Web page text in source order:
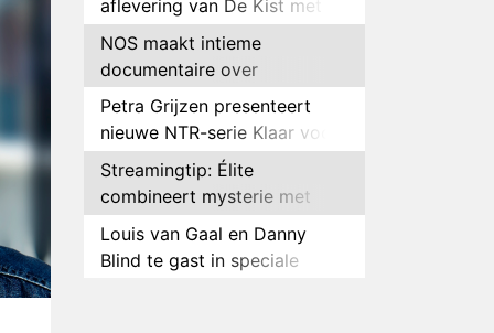
aflevering van De Kist met
Peter Faber
NOS maakt intieme
documentaire over
hockeyster Yibbi Jansen
Petra Grijzen presenteert
nieuwe NTR-serie Klaar voor
de oorlog
Streamingtip: Élite
combineert mysterie met
romantie
Louis van Gaal en Danny
Blind te gast in speciale